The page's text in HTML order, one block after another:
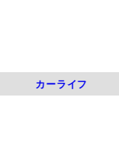
カーライフ